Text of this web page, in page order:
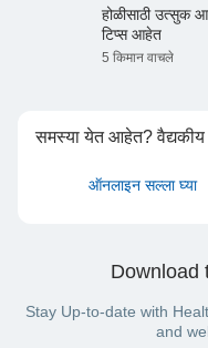
होळीसाठी उत्सुक
टिप्स आहेत
5 किमान वाचले
समस्या येत आहेत? वैद्यकीय
ऑनलाइन सल्ला घ्या
Download
Stay Up-to-date with
and